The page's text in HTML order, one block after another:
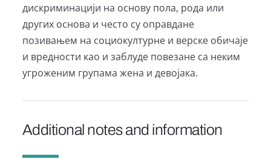
дискриминацији на основу пола, рода или
других основа и често су оправдане
позивањем на социокултурне и верске обичаје
и вредности као и заблуде повезане са неким
угроженим групама жена и девојака.
Additional notes and information